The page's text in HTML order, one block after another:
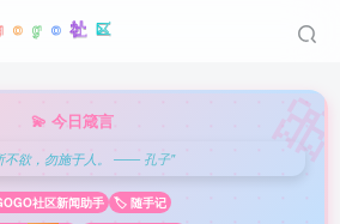
💫 今日箴言
不欲，勿施于人。 —— 孔子"
社区新闻助手
🏷️ 随手记